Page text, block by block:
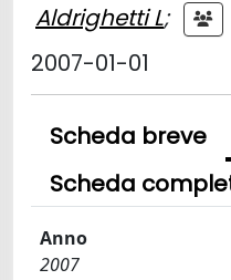
Aldrighetti L;
2007-01-01
Scheda breve
Scheda
Anno
2007